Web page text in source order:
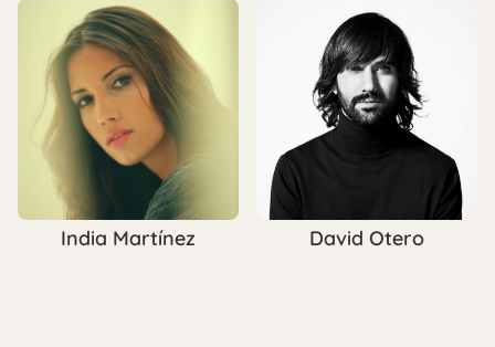
India Martínez David Otero